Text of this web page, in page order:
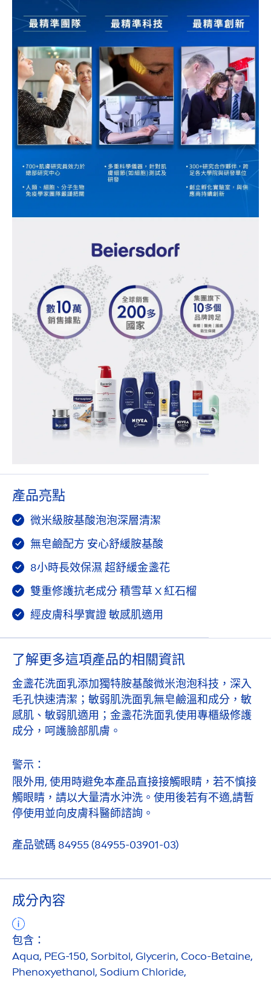
產品亮點
微米級胺基酸泡泡深層清潔
無皂鹼配方 安心舒緩胺基酸
8小時長效保濕 超舒緩金盞花
雙重修護抗老成分 積雪草 X 紅石榴
經皮膚科學實證 敏感肌適用
了解更多這項產品的相關資訊
金盞花洗面乳添加獨特胺基酸微米泡泡科技，深入
毛孔快速清潔；敏弱肌洗面乳無皂鹼溫和成分，敏
感肌、敏弱肌適用；金盞花洗面乳使用專櫃級修護
成分，呵護臉部肌膚。
警示：
限外用, 使用時避免本產品直接接觸眼睛，若不慎接
觸眼睛，請以大量清水沖洗。使用後若有不適,請暫
停使用並向皮膚科醫師諮詢。
產品號碼 84955 (84955-03901-03)
成分內容
包含：
Aqua, PEG-150, Sorbitol, Glycerin, Coco-Betaine,
Phenoxyethanol, Sodium Chloride,